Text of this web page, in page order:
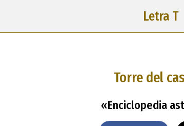
Letra T
Torre del
«Enciclopedia